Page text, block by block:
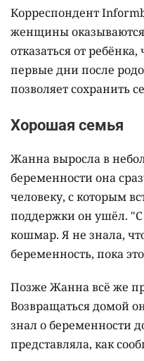
часто связан не с
а с
смогла справиться в
поддержки, жилья и
близких – всё это
За 13 лет работы
помощь получили
остались в своих
Корреспондент
женщины
отказаться от
первые дни после
позволяет сохранить
Хорошая семья
Жанна выросла в